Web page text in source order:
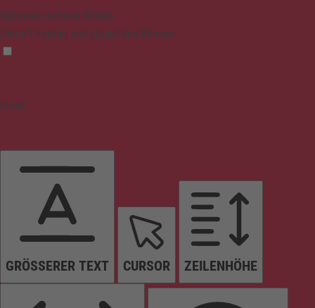
Epilepsie-sicherer Modus
Dämpft Farben und stoppt das Blinken
Inhalt
GRÖSSERER TEXT CURSOR ZEILENHÖHE